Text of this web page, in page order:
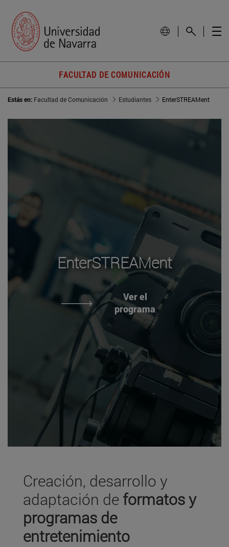
FACULTAD DE COMUNICACIÓN
Estás en: Facultad de Comunicación Estudiantes EnterSTREAMent
EnterSTREAMent
Ver el
programa
Creación, desarrollo y
adaptación de formatos y
programas de
entretenimiento